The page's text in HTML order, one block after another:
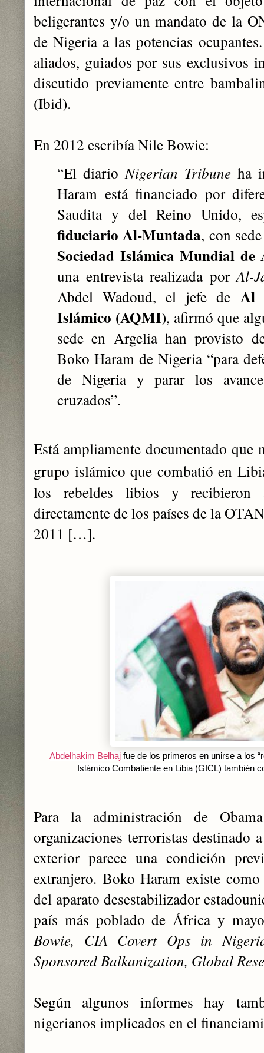
beligerantes y/o un mandato de la
de Nigeria a las potencias
aliados, guiados por sus exclusivos
discutido previamente entre
(Ibid).
En 2012 escribía Nile Bowie:
“El diarioNigerian Tribune ha
Haram está financiado por
Saudita y del Reino Unido,
fiduciario Al-Muntada, con
Sociedad Islámica Mundial de
una entrevista realizada porAl-
Abdel Wadoud, el jefe de Al
Islámico (AQMI), afirmó que
sede en Argelia han provisto
Boko Haram de Nigeria “para
de Nigeria y parar los
cruzados”.
Está ampliamente documentado
grupo islámico que combatió en
los rebeldes libios y recibieron
directamente de los países de la
2011 […].
Abdelhakim Belhaj fue de los primeros en unirse a los
Islámico Combatiente en Libia (GICL) también
Para la administración de
organizaciones terroristas
exterior parece una condición
extranjero. Boko Haram existe
del aparato desestabilizador
país más poblado de África y
Bowie, CIA Covert Ops in
Sponsored Balkanization, Global
Según algunos informes hay
nigerianos implicados en el